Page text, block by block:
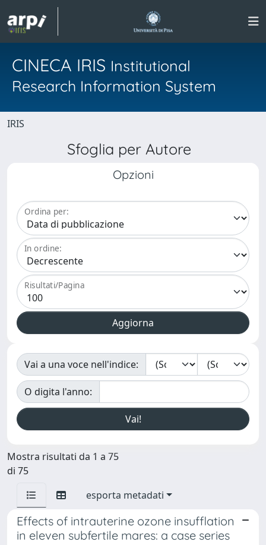
CINECA IRIS Institutional
Research Information System
IRIS
Sfoglia per Autore
Opzioni
Ordina per:
In ordine:
Risultati/Pagina
Vai a una voce nell'indice:
O digita l'anno:
Mostra risultati da 1 a 75
di 75
esporta metadati
Effects of intrauterine ozone insufflation
in eleven subfertile mares: a case series